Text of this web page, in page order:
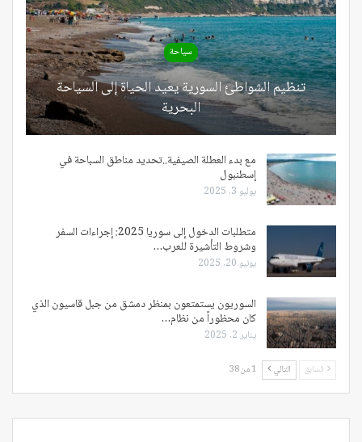
سياحة
تنظيم الشواطئ السورية يعيد الحياة إلى السياحة
البحرية
مع بدء العطلة الصيفية..تحديد مناطق السباحة في
إسطنبول
يوليو 3, 2025
متطلبات الدخول إلى سوريا 2025: إجراءات السفر
وشروط التأشيرة للعرب…
يونيو 20, 2025
السوريون يستمتعون بمنظر دمشق من جبل قاسيون الذي
كان محظوراً من نظام…
يناير 2, 2025
السابق التالي 1 من 38